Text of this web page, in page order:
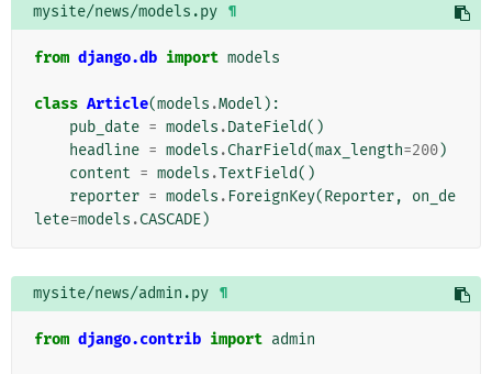
mysite/news/models.py ¶
from django.db import models
class Article(models .Model ):
pub_date = models .DateField()
headline = models .CharField(max_length=200)
content = models .TextField()
reporter = models . ForeignKey(Reporter,
on_de
lete=models .CASCADE)
mysite/news/admin.py ¶
from django.contrib import admin